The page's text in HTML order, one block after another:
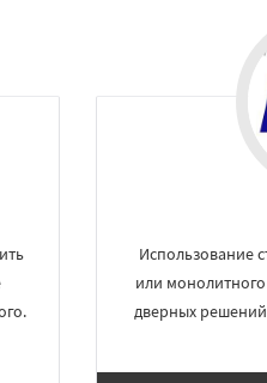
Использование
или
дверных решений